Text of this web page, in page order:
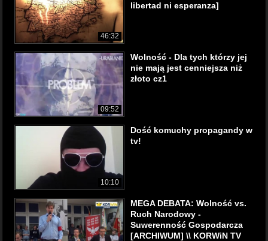
46:32
libertad ni esperanza]
09:52
Wolność - Dla tych którzy jej
nie mają jest cenniejsza niż
złoto cz1
10:10
Dość komuchy propagandy w
tv!
MEGA DEBATA: Wolność vs.
Ruch Narodowy -
Suwerenność Gospodarcza
[ARCHIWUM] \\ KORWiN TV